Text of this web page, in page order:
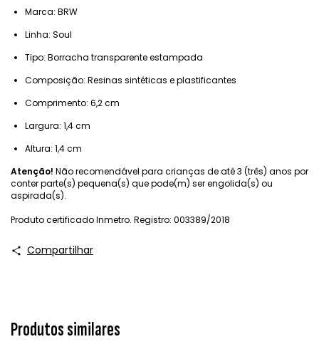
Marca: BRW
Linha: Soul
Tipo: Borracha transparente estampada
Composição: Resinas sintéticas e plastificantes
Comprimento: 6,2 cm
Largura: 1,4 cm
Altura: 1,4 cm
Atenção! Não recomendável para crianças de até 3 (três) anos por
conter parte(s) pequena(s) que pode(m) ser engolida(s) ou
aspirada(s).
Produto certificado Inmetro. Registro: 003389/2018
Compartilhar
Produtos similares